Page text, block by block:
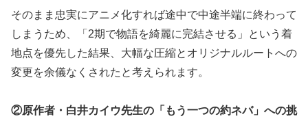
そのまま忠実にアニメ化すれば途中で中途半端に終わって
しまうため、「2期で物語を綺麗に完結させる」という着
地点を優先した結果、大幅な圧縮とオリジナルルートへの
変更を余儀なくされたと考えられます。
②原作者・白井カイウ先生の「もう一つの約ネバ」への挑